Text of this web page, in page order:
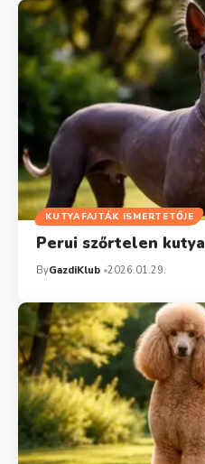
KUTYAFAJTÁK ISMERTETŐJE
Perui szőrtelen kutya
ByGazdiKlub 2026.01.29.